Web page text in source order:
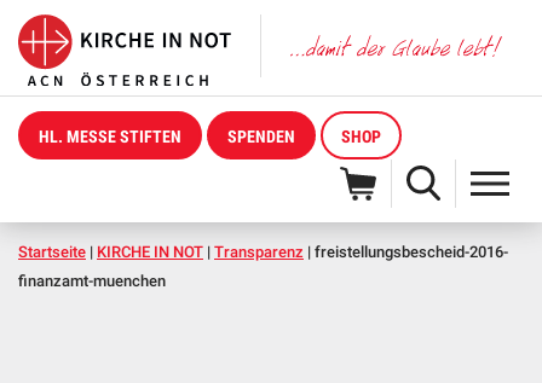
HL. MESSE STIFTEN SPENDEN SHOP
Startseite | KIRCHE IN NOT | Transparenz | freistellungsbescheid-2016-
finanzamt-muenchen